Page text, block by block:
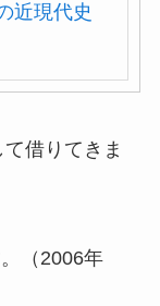
近現代史
借りてきま
（2006年